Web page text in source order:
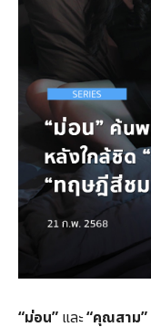
“ม่อน” และ“คุณสาม”